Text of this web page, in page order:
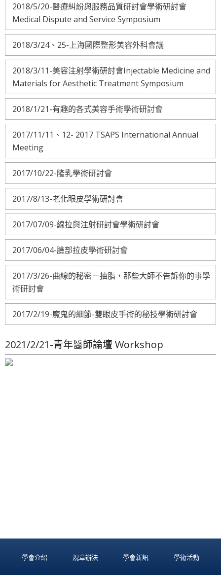
2018/5/20-醫療糾紛與服務品質研討會學術研討會
Medical Dispute and Service Symposium
2018/3/24、25-上海國際整形美容外科會議
2018/3/11-美容注射學術研討會Injectable Medicine and
Materials for Aesthetic Treatment Symposium
2018/1/21-有趣的各式美容手術學術研討會
2017/11/11、12- 2017 TSAPS International Annual
Meeting
2017/10/22-隆乳學術研討會
2017/8/13-老化眼皮學術研討會
2017/07/09-線拉與注射研討會學術研討會
2017/06/04-臉部拉皮學術研討會
2017/3/26-曲線的秘密－抽脂，那些大師不告訴你的事學
術研討會
2017/2/19-魔鬼的細節-雙眼皮手術的秘技學術研討會
2021/2/21-青年醫師論壇 Workshop
學會介紹 規章辦法 學會新訊 學術活動